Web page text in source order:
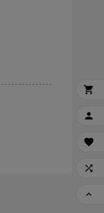




